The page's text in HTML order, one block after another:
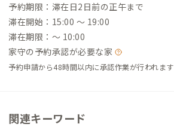
予約期限：滞在日2日前の正午まで
滞在開始：15:00 〜 19:00
滞在期限：〜 10:00
家守の予約承認が必要な家
予約申請から48時間以内に承認作業が行われます
関連キーワード